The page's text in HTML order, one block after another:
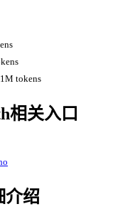
tokens
相关入口
介绍